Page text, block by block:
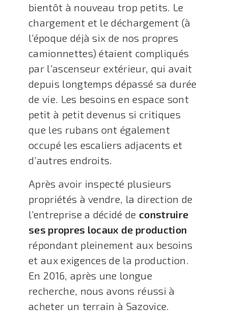
bientôt à nouveau trop petits. Le
chargement et le déchargement (à
l’époque déjà six de nos propres
camionnettes) étaient compliqués
par l’ascenseur extérieur, qui avait
depuis longtemps dépassé sa durée
de vie. Les besoins en espace sont
petit à petit devenus si critiques
que les rubans ont également
occupé les escaliers adjacents et
d’autres endroits.
Après avoir inspecté plusieurs
propriétés à vendre, la direction de
l’entreprise a décidé de construire
ses propres locaux de production
répondant pleinement aux besoins
et aux exigences de la production.
En 2016, après une longue
recherche, nous avons réussi à
acheter un terrain à Sazovice.